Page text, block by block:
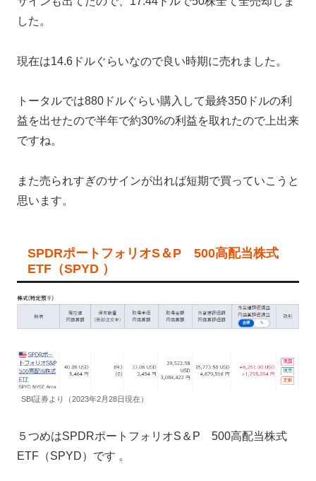
した。
現在は14.6ドルぐらいなので良い時期に売れました。
トータルでは880ドルぐらい購入して最終350ドルの利
益を出せたので半年で約30%の利益を取れたので上出来
ですね。
また売られすぎのサインが出れば短期で買っていこうと
思います。
SPDRポートフォリオS＆P 500高配当株式
ETF（SPYD ）
SBI証券より（2023年2月28日現在）
５つめはSPDRポートフォリオS＆P 500高配当株式
ETF（SPYD）です 。